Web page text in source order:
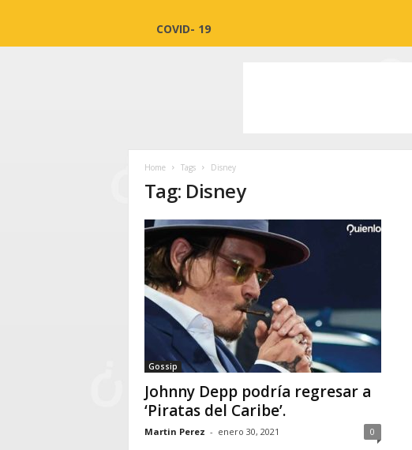
COVID- 19
Home Tags Disney
Tag: Disney
Gossip
Johnny Depp podría regresar a
‘Piratas del Caribe’.
Martin Perez - enero 30, 2021 0